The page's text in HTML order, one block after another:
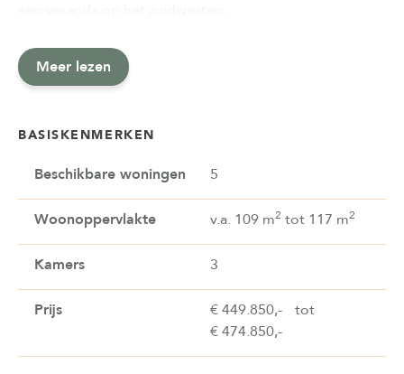
Meer lezen
BASISKENMERKEN
Beschikbare woningen 5
Woonoppervlakte v.a. 109 m2 tot 117 m2
Kamers 3
Prijs € 449.850,-
tot
€ 474.850,-